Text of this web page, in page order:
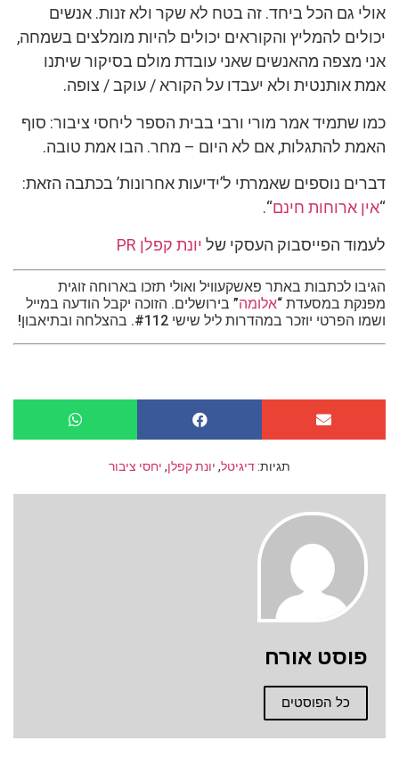
אולי גם הכל ביחד. זה בטח לא שקר ולא זנות. אנשים
יכולים להמליץ והקוראים יכולים להיות מומלצים בשמחה,
אני מצפה מהאנשים שאני עובדת מולם בסיקור שיתנו
אמת אותנטית ולא יעבדו על הקורא / עוקב / צופה.
כמו שתמיד אמר מורי ורבי בבית הספר ליחסי ציבור: סוף
האמת להתגלות, אם לא היום – מחר. הבו אמת טובה.
דברים נוספים שאמרתי ל’ידיעות אחרונות’ בכתבה הזאת:
“אין ארוחות חינם“.
לעמוד הפייסבוק העסקי של יונת קפלן PR
הגיבו לכתבות באתר פאשקעוויל ואולי תזכו בארוחה זוגית
מפנקת במסעדת “אלומה” בירושלים. הזוכה יקבל הודעה במייל
ושמו הפרטי יוזכר במהדרות ליל שישי #112. בהצלחה ובתיאבון!
תגיות: דיגיטל, יונת קפלן, יחסי ציבור
פוסט אורח
כל הפוסטים